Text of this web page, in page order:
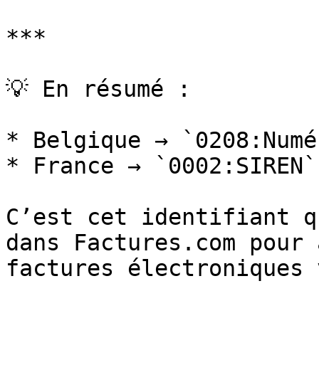
***
💡 En résumé :
* Belgique →
* France →
C’est cet identifiant
dans Factures.com